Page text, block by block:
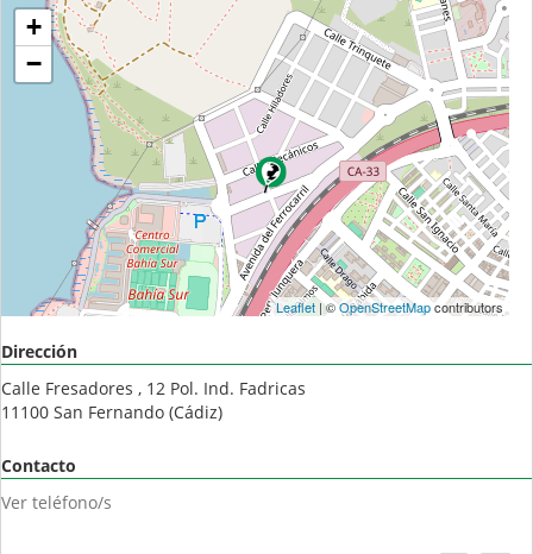
+
−
Leaflet| ©OpenStreetMapcontributors
Dirección
Calle Fresadores , 12 Pol. Ind. Fadricas
11100 San Fernando (Cádiz)
Contacto
Ver teléfono/s